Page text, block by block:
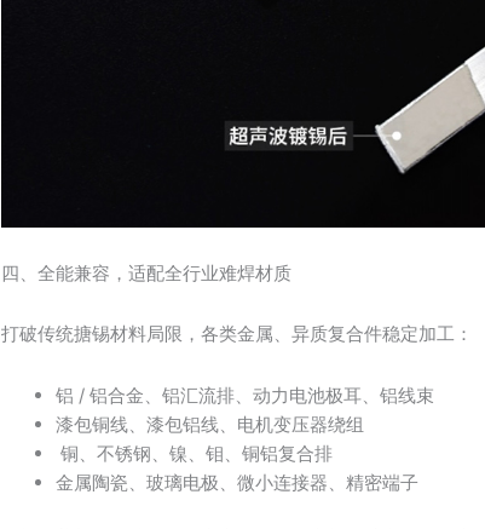
四、全能兼容，适配全行业难焊材质
打破传统搪锡材料局限，各类金属、异质复合件稳定加工：
铝 / 铝合金、铝汇流排、动力电池极耳、铝线束
漆包铜线、漆包铝线、电机变压器绕组
铜、不锈钢、镍、钼、铜铝复合排
金属陶瓷、玻璃电极、微小连接器、精密端子